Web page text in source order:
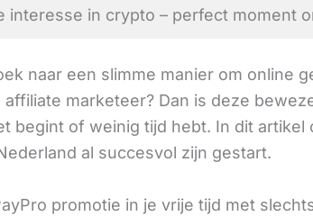
interesse in crypto – perfect moment
naar een slimme manier om online
marketeer? Dan is deze
begint of weinig tijd hebt. In dit artikel
al succesvol zijn gestart.
promotie in je vrije tijd met